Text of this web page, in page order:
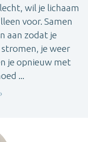
wil je lichaam
voor. Samen
aan zodat je
je weer
je opnieuw met
...